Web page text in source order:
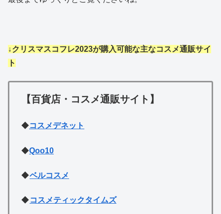
↓クリスマスコフレ2023が購入可能な主なコスメ通販サイ
ト
【百貨店・コスメ通販サイト】
◆コスメデネット
◆Qoo10
◆ベルコスメ
◆コスメティックタイムズ